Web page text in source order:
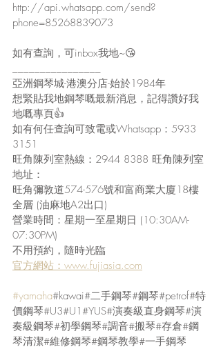
http://api.whatsapp.com/send?
phone=85268839073
如有查詢，可inbox我地~😘
亞洲鋼琴城-港澳分店-始於1984年
想緊貼我地鋼琴嘅最新消息，記得讚好我
地嘅專頁👍
如有何任查詢可致電或Whatsapp：5933
3151
旺角陳列室熱線：2944 8388 旺角陳列室
地址：
旺角彌敦道574-576號和富商業大廈18樓
全層 (油麻地A2出口)
營業時間：星期一至星期日 (10:30AM-
07:30PM)
不用預約，隨時光臨
官方網站：www.fujiasia.com
#yamaha#kawai#二手鋼琴#鋼琴#petrof#特
價鋼琴#U3#U1#YUS#演奏級直身鋼琴#演
奏級鋼琴#初學鋼琴#調音#搬琴#存倉#鋼
琴清潔#維修鋼琴#鋼琴教學#一手鋼琴